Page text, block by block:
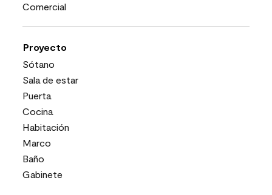
Comercial
Proyecto
Sótano
Sala de estar
Puerta
Cocina
Habitación
Marco
Baño
Gabinete